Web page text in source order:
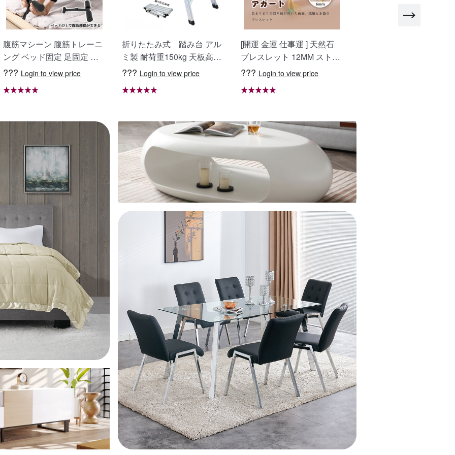
腹筋マシーン 腹筋トレーニ
ング ベッド固定 足固定 腹
筋器具 腹筋マシン 足を押さ
ング器具 エクササイズ ダイ
1-R
??? Login to view price
折りたたみ式 踏み台 アル
ミ製 耐荷重150kg 天板高さ
48cm 足場 作業台 洗車台 ア
しご ハシゴ 梯子 アルミ 作
折りたたみ コンパクト 軽量
踏台 760mm X0689940
??? Login to view price
[開運 金運 仕事運 ] 天然石
ブレスレット 12MM ストロ
ベリークォーツ 天然石ブレ
レスレッ スアクセサリー W
??? Login to view price